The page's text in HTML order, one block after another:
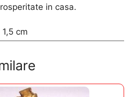
in casa.
cm